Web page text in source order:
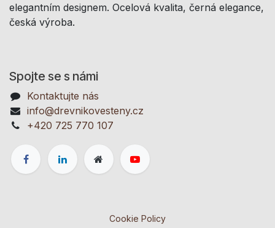
elegantním designem. Ocelová kvalita, černá elegance,
česká výroba.
Spojte se s námi
Kontaktujte nás
info@drevnikovesteny.cz
+420 725 770 107
Cookie Policy